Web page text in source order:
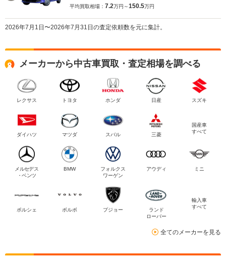
平均買取相場： 7.2万円～150.5万円
2026年7月1日〜2026年7月31日の査定依頼数を元に集計。
メーカーから中古車買取・査定相場を調べる
レクサス トヨタ ホンダ 日産 スズキ
ダイハツ マツダ スバル 三菱
国産車
すべて
メルセデス
・ベンツ
BMW
フォルクス
ワーゲン
アウディ ミニ
ポルシェ ボルボ プジョー
ランド
ローバー
輸入車
すべて
全てのメーカーを見る